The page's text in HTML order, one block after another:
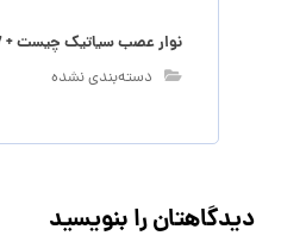
نوار عصب سیاتیک چیست + 7 نکته در مورد آن
دسته‌بندی نشده
دیدگاهتان را بنویسید